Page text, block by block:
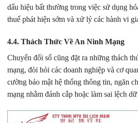
dấu hiệu bất thường trong việc sử dụng
thuế phát hiện sớm và xử lý các hành vi
4.4. Thách Thức Về An Ninh Mạng
Chuyển đổi số cũng đặt ra những thách
mạng, đòi hỏi các doanh nghiệp và cơ
cường bảo mật hệ thống thông tin, ngăn
mạng nhằm đánh cắp hoặc làm sai lệch